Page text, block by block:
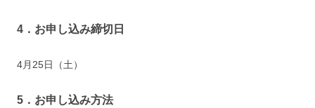
4．お申し込み締切日
4月25日（土）
5．お申し込み方法